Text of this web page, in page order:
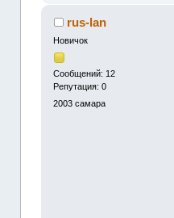
rus-lan
Новичок
Сообщений: 12
Репутация: 0
2003 самара